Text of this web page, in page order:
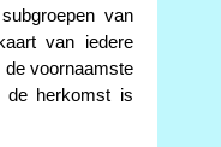
van
van iedere
voornaamste
de herkomst is